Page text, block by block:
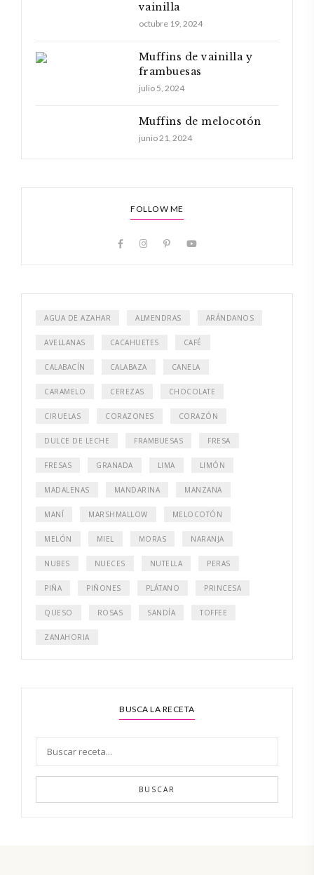
vainilla
octubre 19, 2024
Muffins de vainilla y
frambuesas
julio 5, 2024
Muffins de melocotón
junio 21, 2024
FOLLOW ME
AGUA DE AZAHAR ALMENDRAS ARÁNDANOS
AVELLANAS CACAHUETES CAFÉ
CALABACÍN CALABAZA CANELA
CARAMELO CEREZAS CHOCOLATE
CIRUELAS CORAZONES CORAZÓN
DULCE DE LECHE FRAMBUESAS FRESA
FRESAS GRANADA LIMA LIMÓN
MADALENAS MANDARINA MANZANA
MANÍ MARSHMALLOW MELOCOTÓN
MELÓN MIEL MORAS NARANJA
NUBES NUECES NUTELLA PERAS
PIÑA PIÑONES PLÁTANO PRINCESA
QUESO ROSAS SANDÍA TOFFEE
ZANAHORIA
BUSCA LA RECETA
BUSCAR